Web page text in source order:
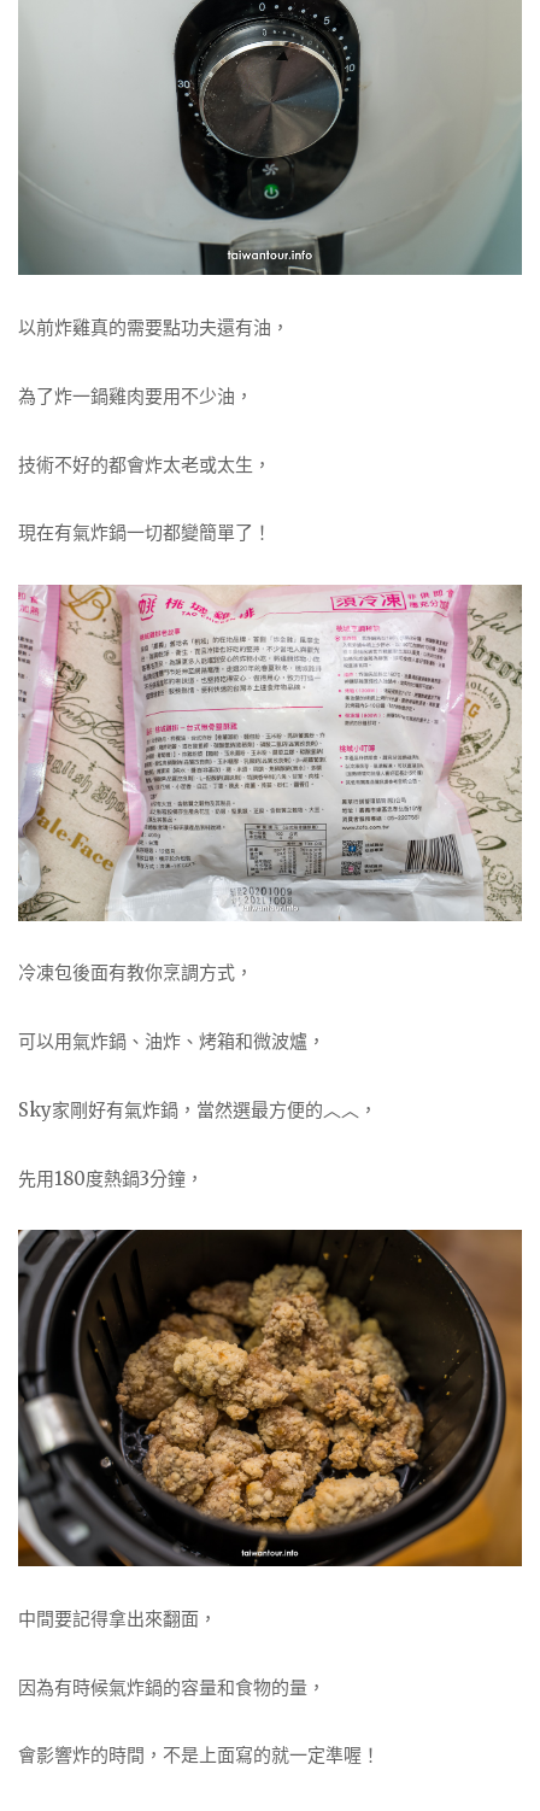
以前炸雞真的需要點功夫還有油，
為了炸一鍋雞肉要用不少油，
技術不好的都會炸太老或太生，
現在有氣炸鍋一切都變簡單了！
冷凍包後面有教你烹調方式，
可以用氣炸鍋、油炸、烤箱和微波爐，
Sky家剛好有氣炸鍋，當然選最方便的︿︿，
先用180度熱鍋3分鐘，
中間要記得拿出來翻面，
因為有時候氣炸鍋的容量和食物的量，
會影響炸的時間，不是上面寫的就一定準喔！